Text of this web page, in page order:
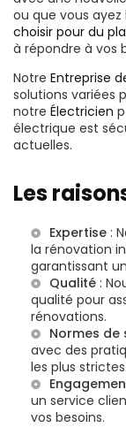
ou que vous ayez
choisir pour du
à répondre à vos
Notre Entreprise
solutions variées
notre Électricien
électrique est
actuelles.
Les
Expertise :
la rénovation
garantissant
Qualité :
qualité pour
rénovations.
Normes de
avec des
les plus strictes.
un service
vos besoins.